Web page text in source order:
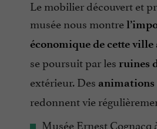
Le mobilier découvert et
musée nous montre
économique de cette
se poursuit par les ruines
extérieur. Des animations
redonnent vie
Musée Ernest Cognacq